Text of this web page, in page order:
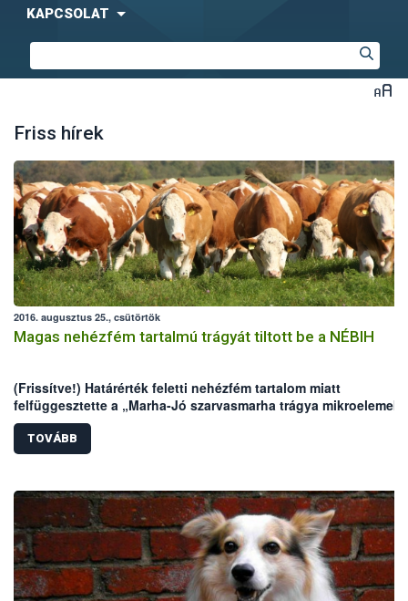
KAPCSOLAT
Friss hírek
2016. augusztus 25., csütörtök
Magas nehézfém tartalmú trágyát tiltott be a NÉBIH
(Frissítve!) Határérték feletti nehézfém tartalom miatt
felfüggesztette a „Marha-Jó szarvasmarha trágya
(egyes csomagolásokon: „Bull-Top 4-4-4”) kereskedelmi nevű
termék engedélyét a Nemzeti Élelmiszerlánc-biztonsági Hivatal
(NÉBIH). A készítmény egyes gyártási tételeinek krómtartalma
TOVÁBB